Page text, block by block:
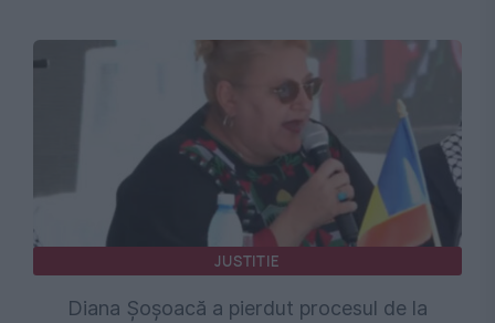
JUSTITIE
Diana Șoșoacă a pierdut procesul de la